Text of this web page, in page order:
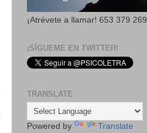
¡Atrévete a llamar! 653 379 269
¡SÍGUEME EN TWITTER!
TRANSLATE
Powered by Translate